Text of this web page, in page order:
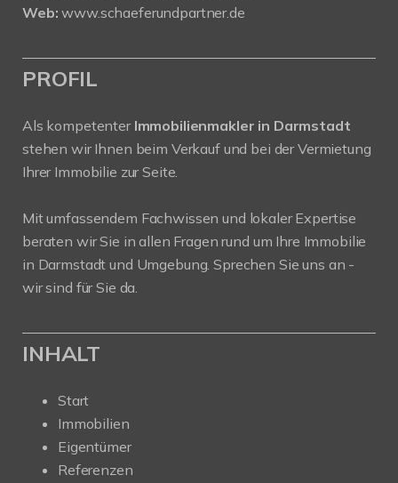
Web: www.schaeferundpartner.de
PROFIL
Als kompetenter Immobilienmakler in Darmstadt
stehen wir Ihnen beim Verkauf und bei der Vermietung
Ihrer Immobilie zur Seite.
Mit umfassendem Fachwissen und lokaler Expertise
beraten wir Sie in allen Fragen rund um Ihre Immobilie
in Darmstadt und Umgebung. Sprechen Sie uns an -
wir sind für Sie da.
INHALT
Start
Immobilien
Eigentümer
Referenzen